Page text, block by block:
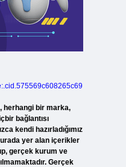
herhangi bir marka,
bağlantısı
kendi hazırladığımız
yer alan içerikler
gerçek kurum ve
Gerçek